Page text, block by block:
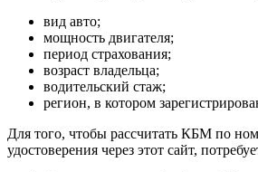
вид авто;
мощность двигателя;
период страхования;
возраст владельца;
водительский стаж;
регион, в котором
Для того, чтобы рассчитать КБМ по
удостоверения через этот сайт,